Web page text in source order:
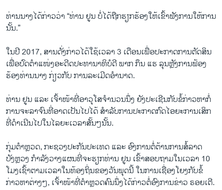
ທ່ານ​ນາງ​ໄດ້​ກ່າວ​ວ່າ “ທ່ານ ຢູນ ບໍ່​ໄດ້​ຖືກ​ຮຽກ​ຮ້ອງ​ໃຫ້​ເຂົ້າ​ຟັງ​ການ​ໃຫ້​ການ​
ນັ້ນ.”
ໃນ​ປີ 2017, ສານ​ດັ່ງ​ກ່າວ​ໄດ້​ໃຊ້​ເວ​ລາ 3 ເດືອນ​ເພື່ອ​ປະ​ກາດ​ການ​ຕັດ​ສິນ​
ເພື່ອ​ປົດ​ຕຳ​ແໜ່ງ​ອະ​ດີດ​ປະ​ທາ​ນາ​ທິ​ບໍ​ດີ ພາກ ​ກຶນ ແຮ ລຸນ​ຫຼັງ​ການ​ຟ້ອງ​
ຮ້ອງ​ທ່ານ​ນາງ ກ່ຽວ​ກັບ ການ​ລະ​ເມີດ​ອຳ​ນາດ​.
ທ່ານ ຢູນ ແລະ ເຈົ້າ​ໜ້າ​ທີ່​ອາ​ວຸ​ໂສ​ຈຳ​ນວນ​ນຶ່ງ ຍັງ​ປະ​ເຊີນ​ກັບ​ຂໍ້​ກ່າວ​ຫາ​ກໍ່​
ການ​ຈະ​ລາ​ຈົນ​ທີ່​ອາ​ດ​ເປັນ​ໄປ​ໄດ້ ​ສຳ​ລັບ​ການ​ປະ​ກາດ​ກົດ​ໄອ​ຍະ​ການ​ເສິກ​
ທີ່​ດຳ​ເນີນ​ໄປ​ໃນ​ໄລ​ຍະເວ​ລາ​ສັ້ນໆ​ນັ້ນ.
ກຸ່ມ​ຕຳຫຼວດ, ກະ​ຊວງ​ປະ​ກັນ​ປະ​ເທດ ແລະ ອົງ​ການ​ຕໍ່​ຕ້ານ​ການ​ສໍ້​ລາດ​
ບັງຫຼວງ ກຳ​ລັງ​ວາງ​ແຜນ​ທີ່​ຈະ​ຮຽກ​ທ່ານ ຢູນ ເຂົ້າ​ສອບ​ຖາມ​ໃນ​ເວ​ລາ 10
ໂມງ​ເຊົ້າ​ຕາມ​ເວ​ລາ​ໃນ​ທ້ອງ​ຖິ່ນ​ຂອງ​ວັນ​ພຸດນີ້ ໃນ​ການ​ເຊື່ອງ​ໂຍງ​ກັບ​ຂໍ້​
ກ່າວ​ຫາ​ຕ່າງໆ, ເຈົ້າ​ໜ້າ​ທີ່​ຕຳຫຼວດ​ຄົນ​ນຶ່ງ​ໄດ້​ກ່າວ​ຕໍ່​ອົງ​ການ​ຂ່າວ ຣອຍ​ເຕີ.